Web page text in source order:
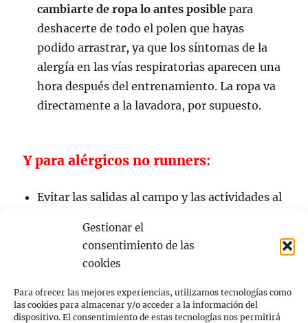
Gestionar el
consentimiento de las
cookies
Para ofrecer las mejores experiencias, utilizamos tecnologías como
las cookies para almacenar y/o acceder a la información del
dispositivo. El consentimiento de estas tecnologías nos permitirá
cambiarte de ropa lo antes posible para
deshacerte de todo el polen que hayas
podido arrastrar, ya que los síntomas de la
alergía en las vías respiratorias aparecen una
hora después del entrenamiento. La ropa va
directamente a la lavadora, por supuesto.
Y para alérgicos no runners:
Evitar las salidas al campo y las actividades al
Consultar los niveles de polen a través de
Cerrar las ventanas de la casa. Ventilar la
vivienda al mediodía y por poco tiempo.